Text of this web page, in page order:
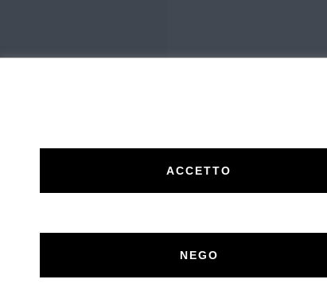
ACCETTO
NEGO
Un'idea di Centro Stampa Offset s.r.l. Imperia